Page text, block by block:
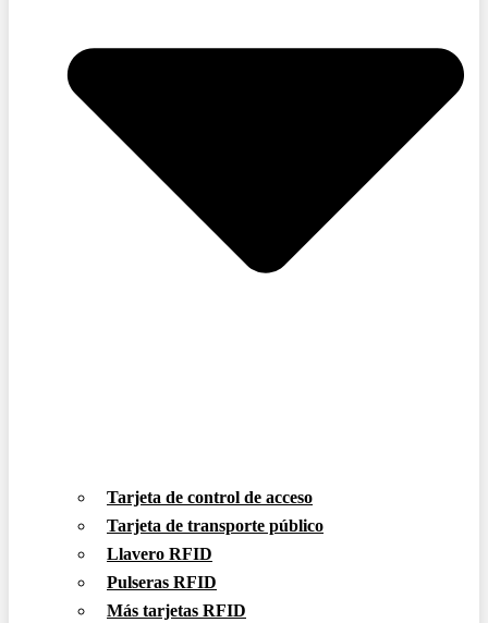
Tarjeta de control de acceso
Tarjeta de transporte público
Llavero RFID
Pulseras RFID
Más tarjetas RFID